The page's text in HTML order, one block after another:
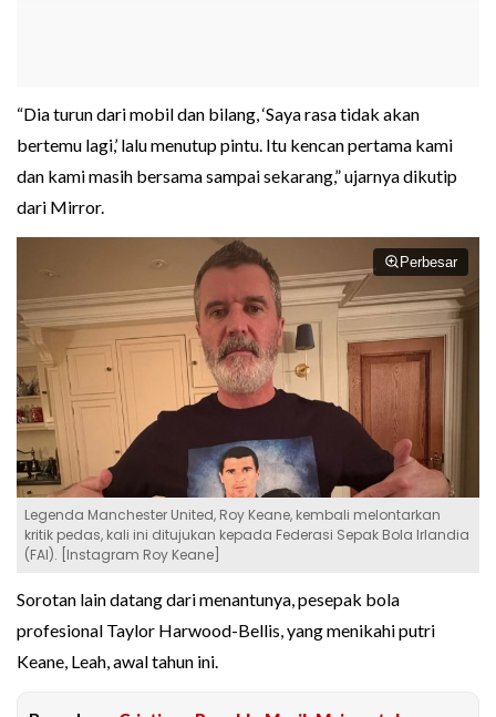
“Dia turun dari mobil dan bilang, ‘Saya rasa tidak akan
bertemu lagi,’ lalu menutup pintu. Itu kencan pertama kami
dan kami masih bersama sampai sekarang,” ujarnya dikutip
dari Mirror.
Perbesar
Legenda Manchester United, Roy Keane, kembali melontarkan
kritik pedas, kali ini ditujukan kepada Federasi Sepak Bola Irlandia
(FAI). [Instagram Roy Keane]
Sorotan lain datang dari menantunya, pesepak bola
profesional Taylor Harwood-Bellis, yang menikahi putri
Keane, Leah, awal tahun ini.